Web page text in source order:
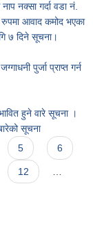
नक्सा गर्दा वडा नं.
आवाद कमोद भएका
७ दिने सूचना।
पुर्जा प्राप्त गर्न
हुने वारे सूचना ।
सूचना
5 6
12 …